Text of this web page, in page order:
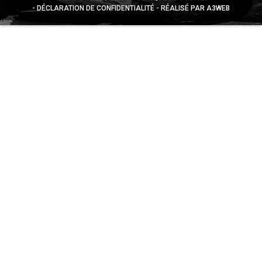
DÉCLARATION DE CONFIDENTIALITÉ
RÉALISÉ PAR A3WEB